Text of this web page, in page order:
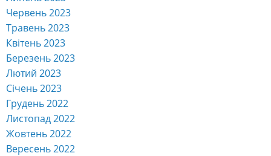
Червень 2023
Травень 2023
Квітень 2023
Березень 2023
Лютий 2023
Січень 2023
Грудень 2022
Листопад 2022
Жовтень 2022
Вересень 2022